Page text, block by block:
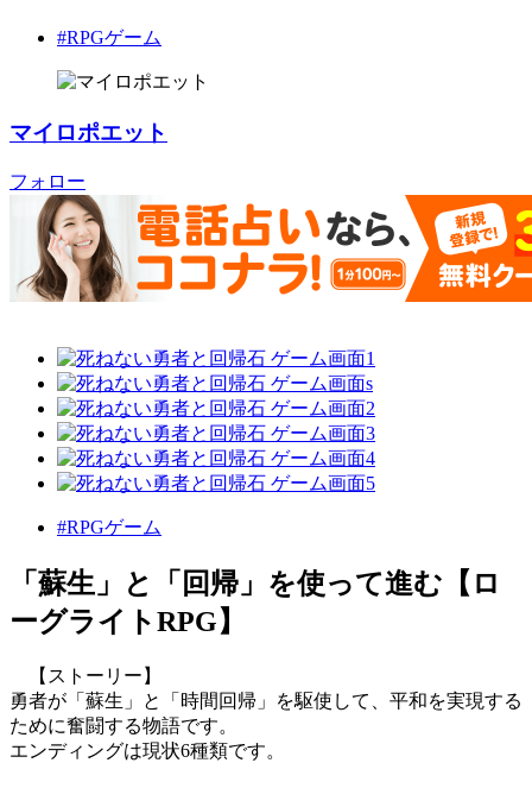
#RPGゲーム
マイロポエット
フォロー
#RPGゲーム
「蘇生」と「回帰」を使って進む【ロ
ーグライトRPG】
【ストーリー】
勇者が「蘇生」と「時間回帰」を駆使して、平和を実現する
ために奮闘する物語です。
エンディングは現状6種類です。